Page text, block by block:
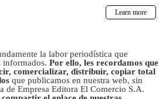
la labor periodística que
informados. Por ello, les recordamos que
comercializar, distribuir, copiar total
que publicamos en nuestra web, sin
de Empresa Editora El Comercio S.A.